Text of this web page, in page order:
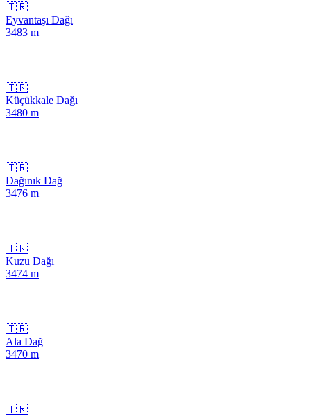
🇹🇷
Eyvantaşı Dağı
3483 m
🇹🇷
Küçükkale Dağı
3480 m
🇹🇷
Dağınık Dağ
3476 m
🇹🇷
Kuzu Dağı
3474 m
🇹🇷
Ala Dağ
3470 m
🇹🇷